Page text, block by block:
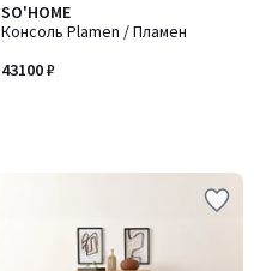
SO'HOME
Консоль Plamen / Пламен
43100 ₽